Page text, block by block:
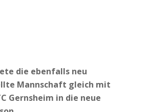
die ebenfalls neu
Mannschaft gleich mit
Gernsheim in die neue